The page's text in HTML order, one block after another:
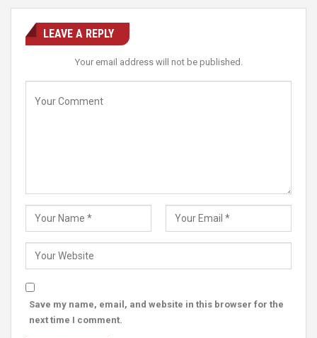
LEAVE A REPLY
Your email address will not be published.
Save my name, email, and website in this browser for the
next time I comment.